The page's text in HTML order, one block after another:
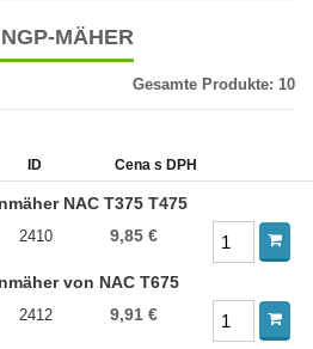
MÄHER
Gesamte Produkte: 10
ID Cena s DPH
NAC T375 T475
2410 9,85 €
von NAC T675
2412 9,91 €